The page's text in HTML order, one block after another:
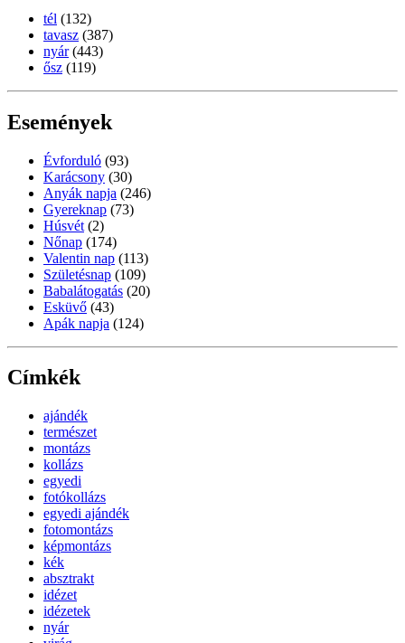
tél (132)
tavasz (387)
nyár (443)
ősz (119)
Események
Évforduló (93)
Karácsony (30)
Anyák napja (246)
Gyereknap (73)
Húsvét (2)
Nőnap (174)
Valentin nap (113)
Születésnap (109)
Babalátogatás (20)
Esküvő (43)
Apák napja (124)
Címkék
ajándék
természet
montázs
kollázs
egyedi
fotókollázs
egyedi ajándék
fotomontázs
képmontázs
kék
absztrakt
idézet
idézetek
nyár